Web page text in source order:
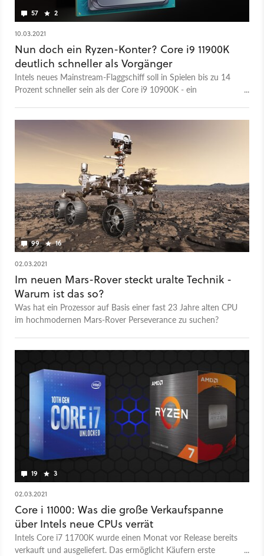
57 2
10.03.2021
Nun doch ein Ryzen-Konter? Core i9 11900K
deutlich schneller als Vorgänger
Intels neues Mainstream-Flaggschiff soll in Spielen bis zu 14
Prozent schneller sein als der Core i9 10900K - ein
99 16
02.03.2021
Im neuen Mars-Rover steckt uralte Technik -
Warum ist das so?
Was hat ein Prozessor auf Basis einer fast 23 Jahre alten CPU
im hochmodernen Mars-Rover Perseverance zu suchen?
19 3
02.03.2021
Core i 11000: Was die große Verkaufspanne
über Intels neue CPUs verrät
Intels Core i7 11700K wurde einen Monat vor Release bereits
verkauft und ausgeliefert. Das ermöglicht Käufern erste